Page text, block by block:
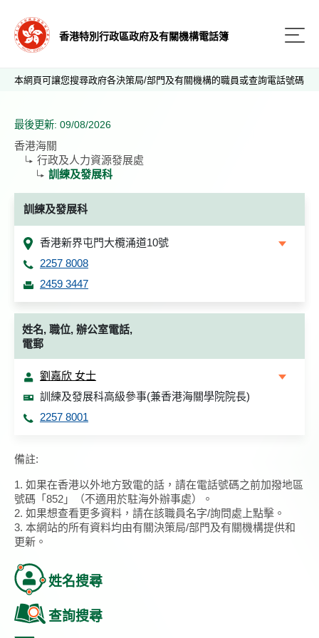
香港特別行政區政府及有關機構電話簿
本網頁可讓您搜尋政府各決策局/部門及有關機構的職員或查詢電話號碼
最後更新: 09/08/2026
香港海關
行政及人力資源發展處
訓練及發展科
訓練及發展科
香港新界屯門大欖涌道10號
2257 8008
2459 3447
姓名, 職位, 辦公室電話,
電郵
劉嘉欣 女士
訓練及發展科高級參事(兼香港海關學院院長)
2257 8001
備註:
1. 如果在香港以外地方致電的話，請在電話號碼之前加撥地區
號碼「852」（不適用於駐海外辦事處）。
2. 如果想查看更多資料，請在該職員名字/詢問處上點擊。
3. 本網站的所有資料均由有關決策局/部門及有關機構提供和
更新。
姓名搜尋
查詢搜尋